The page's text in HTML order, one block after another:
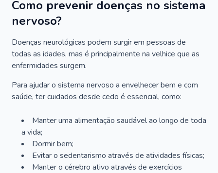
Como prevenir doenças no sistema
nervoso?
Doenças neurológicas podem surgir em pessoas de
todas as idades, mas é principalmente na velhice que as
enfermidades surgem.
Para ajudar o sistema nervoso a envelhecer bem e com
saúde, ter cuidados desde cedo é essencial, como:
Manter uma alimentação saudável ao longo de toda
a vida;
Dormir bem;
Evitar o sedentarismo através de atividades físicas;
Manter o cérebro ativo através de exercícios